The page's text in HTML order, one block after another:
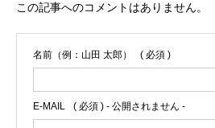
この記事へのコメントはありません。
名前（例：山田 太郎） ( 必須 )
E-MAIL ( 必須 ) - 公開されません -